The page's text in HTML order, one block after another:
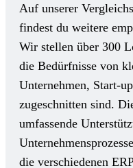
Auf unserer
findest du weitere
Wir stellen über 300
die Bedürfnisse von
Unternehmen, Start-
zugeschnitten sind.
umfassende
die verschiedenen